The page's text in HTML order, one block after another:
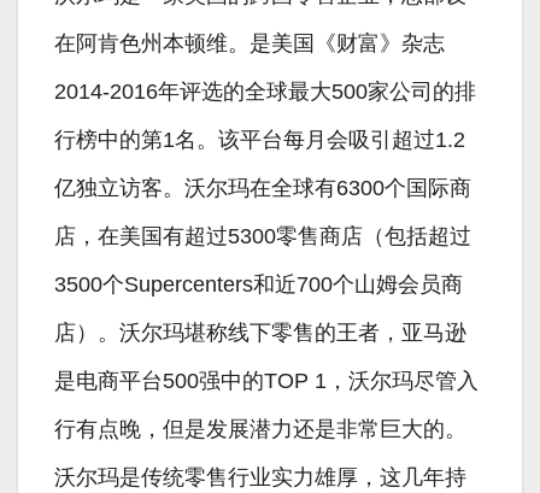
在阿肯色州本顿维。是美国《财富》杂志
2014-2016年评选的全球最大500家公司的排
行榜中的第1名。该平台每月会吸引超过1.2
亿独立访客。沃尔玛在全球有6300个国际商
店，在美国有超过5300零售商店（包括超过
3500个Supercenters和近700个山姆会员商
店）。沃尔玛堪称线下零售的王者，亚马逊
是电商平台500强中的TOP 1，沃尔玛尽管入
行有点晚，但是发展潜力还是非常巨大的。
沃尔玛是传统零售行业实力雄厚，这几年持